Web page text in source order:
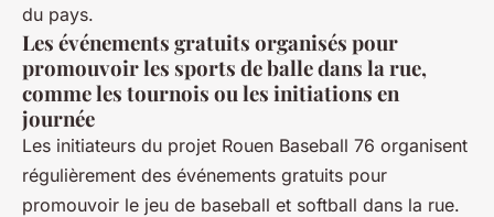
du pays.
Les événements gratuits organisés pour
promouvoir les sports de balle dans la rue,
comme les tournois ou les initiations en
journée
Les initiateurs du projet Rouen Baseball 76 organisent
régulièrement des événements gratuits pour
promouvoir le jeu de baseball et softball dans la rue.